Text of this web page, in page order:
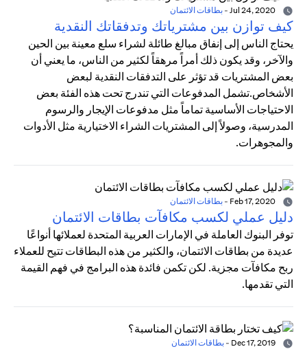
- بطاقات الائتمان
كيف توازن بين مشترياتك وتدفقاتك النقدية
يحتاج الناس إلى إنفاق مبالغ طائلة لشراء سلع معينة بين الحين
والآخر، وقد يكون ذلك أمراً مرهقاً لكثير من الناس، ما يعني أن
بعض المشتريات قد تؤثر على التدفقات النقدية لبعض
الأشخاص.تشمل المدفوعات التي تندرج تحت هذه الفئة بعض
الاحتياجات الأساسية تماماً مثل مدفوعات الإيجار والرسوم
المدرسية، وصولاً إلى المشتريات الشراء الاختيارية مثل الأدوات
والمجوهرات.
- بطاقات الائتمان
دليل عملي لكسب مكافآت بطاقات الائتمان
توفر البنوك العاملة في الإمارات العربية المتحدة لعملائها أنواعًا
عديدة من بطاقات الائتمان، والكثير من هذه البطاقات تتيح للعملاء
ربح مكافآت مجزية. لكن تكمن فائدة هذه البرامج في فهم القيمة
التي تقدمها.
- بطاقات الائتمان